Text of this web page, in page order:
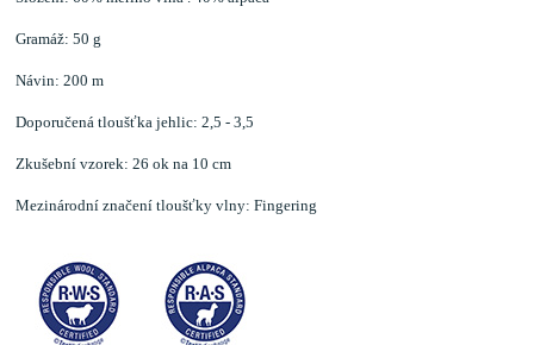
Gramáž: 50 g
Návin: 200 m
Doporučená tloušťka jehlic: 2,5 - 3,5
Zkušební vzorek: 26 ok na 10 cm
Mezinárodní značení tloušťky vlny: Fingering